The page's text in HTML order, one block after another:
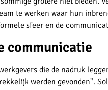
te werken waar hun
sfeer en de
communicatie
die de nadruk
werden gevonden".